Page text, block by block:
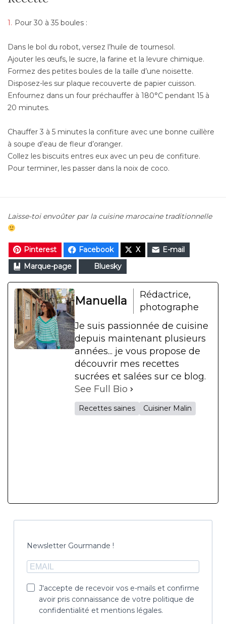
Pour 30 à 35 boules :
Dans le bol du robot, versez l’huile de tournesol.
Ajouter les œufs, le sucre, la farine et la levure chimique.
Formez des petites boules de la taille d’une noisette.
Disposez-les sur plaque recouverte de papier cuisson.
Enfournez dans un four préchauffer à 180°C pendant 15 à
20 minutes.
Chauffer 3 à 5 minutes la confiture avec une bonne cuillère
à soupe d’eau de fleur d’oranger.
Collez les biscuits entres eux avec un peu de confiture.
Pour terminer, les passer dans la noix de coco.
Laisse-toi envoûter par la cuisine marocaine traditionnelle
Pinterest Facebook X
E-mail
Marque-page
Bluesky
Manuella
Rédactrice,
photographe
Je suis passionnée de cuisine
depuis maintenant plusieurs
années... je vous propose de
découvrir mes recettes
sucrées et salées sur ce blog.
See Full Bio
Recettes saines Cuisiner Malin
Newsletter Gourmande !
J'accepte de recevoir vos e-mails et confirme
avoir pris connaissance de votre politique de
confidentialité et mentions légales.